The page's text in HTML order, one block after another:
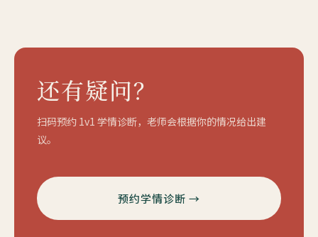
还有疑问？
扫码预约 1v1 学情诊断，老师会根据你的情况给出建
议。
预约学情诊断 →